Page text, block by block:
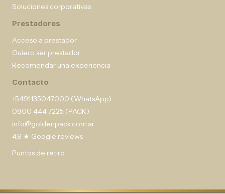
Soluciones corporativas
Prestadores
Acceso a prestador
Quiero ser prestador
Recomendar una experiencia
Contacto
+5491135047000 (WhatsApp)
0800 444 7225 (PACK)
info@goldenpack.com.ar
4,9 ★ Google reviews
Puntos de retiro